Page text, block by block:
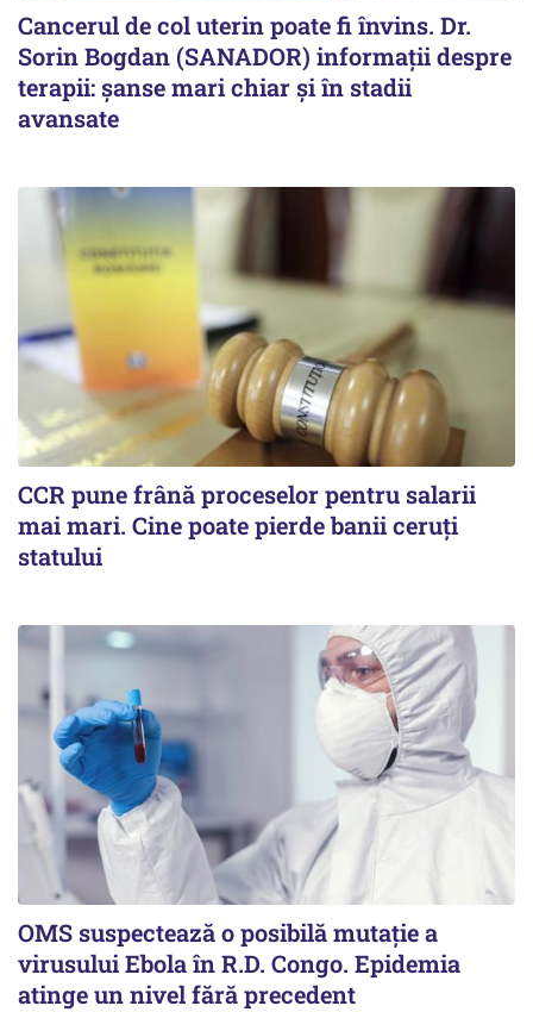
Cancerul de col uterin poate fi învins. Dr.
Sorin Bogdan (SANADOR) informații despre
terapii: șanse mari chiar și în stadii
avansate
CCR pune frână proceselor pentru salarii
mai mari. Cine poate pierde banii ceruți
statului
OMS suspectează o posibilă mutație a
virusului Ebola în R.D. Congo. Epidemia
atinge un nivel fără precedent